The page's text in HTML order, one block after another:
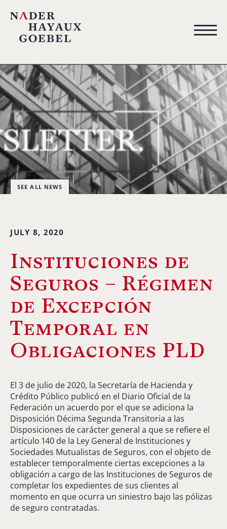
SEE ALL NEWS
JULY 8, 2020
Instituciones de
Seguros – Régimen
de Excepción
Temporal en
Obligaciones PLD
El 3 de julio de 2020, la Secretaría de Hacienda y
Crédito Público publicó en el Diario Oficial de la
Federación un acuerdo por el que se adiciona la
Disposición Décima Segunda Transitoria a las
Disposiciones de carácter general a que se refiere el
artículo 140 de la Ley General de Instituciones y
Sociedades Mutualistas de Seguros, con el objeto de
establecer temporalmente ciertas excepciones a la
obligación a cargo de las Instituciones de Seguros de
completar los expedientes de sus clientes al
momento en que ocurra un siniestro bajo las pólizas
de seguro contratadas.